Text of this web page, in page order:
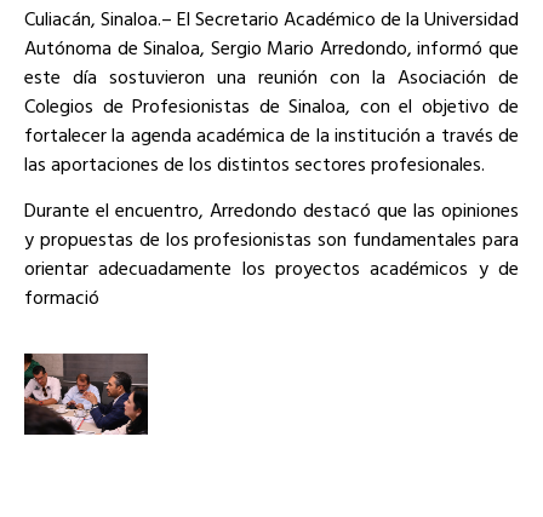
Culiacán, Sinaloa.– El Secretario Académico de la Universidad
Autónoma de Sinaloa, Sergio Mario Arredondo, informó que
este día sostuvieron una reunión con la Asociación de
Colegios de Profesionistas de Sinaloa, con el objetivo de
fortalecer la agenda académica de la institución a través de
las aportaciones de los distintos sectores profesionales.
Durante el encuentro, Arredondo destacó que las opiniones
y propuestas de los profesionistas son fundamentales para
orientar adecuadamente los proyectos académicos y de
formació